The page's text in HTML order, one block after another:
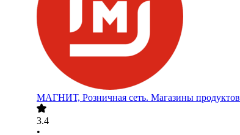
МАГНИТ, Розничная сеть. Магазины продуктов
3.4
•